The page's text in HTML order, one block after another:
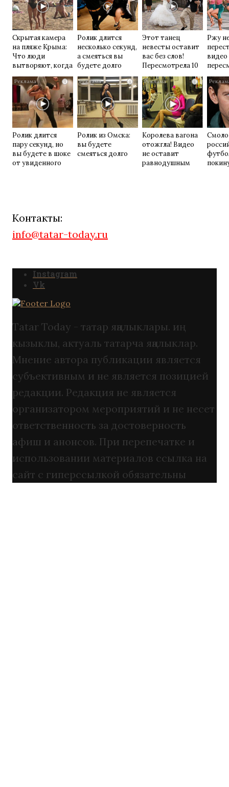
Скрытая камера
на пляже Крыма:
Что люди
вытворяют, когда
их не видят...
Ролик длится
несколько секунд,
а смеяться вы
будете долго
Этот танец
невесты оставит
вас без слов!
Пересмотрела 10
раз
Ржу
видео
раз
i
Ролик длится
пару секунд, но
вы будете в шоке
от увиденного
i
Ролик из Омска:
вы будете
смеяться долго
i
Королева вагона
отожгла! Видео
не оставит
равнодушным
Контакты:
info@tatar-today.ru
Instagram
Vk
Tatar Today - татар яңалыклары. иң
кызыклы, актуаль татарча яңалыклар.
Мнение автора публикации является
субъективным и не является позицией
редакции. Редакция не является
организатором мероприятий и не несет
ответственность за достоверность
афиш и анонсов. При перепечатке и
использовании материалов ссылка на
сайт с гиперссылкой обязательны